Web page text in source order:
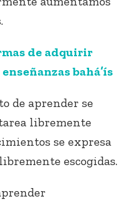
de adquirir
bahá’ís
de aprender se
libremente
se expresa
escogidas.